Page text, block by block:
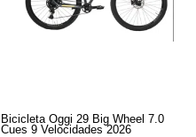
Bicicleta Oggi 29 Big Wheel 7.0
Cues 9 Velocidades 2026